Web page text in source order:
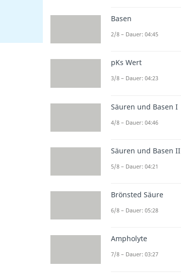
Basen
2/8 – Dauer: 04:45
pKs Wert
3/8 – Dauer: 04:23
Säuren und Basen I
4/8 – Dauer: 04:46
Säuren und Basen II
5/8 – Dauer: 04:21
Brönsted Säure
6/8 – Dauer: 05:28
Ampholyte
7/8 – Dauer: 03:27